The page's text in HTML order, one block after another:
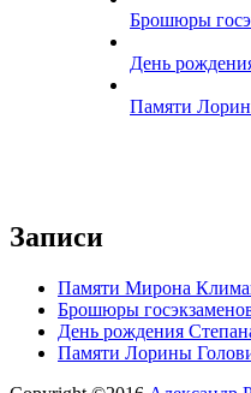
Брошюры
День
Памяти
Записи
Памяти Мирона
Брошюры
День рождения
Памяти Лорины